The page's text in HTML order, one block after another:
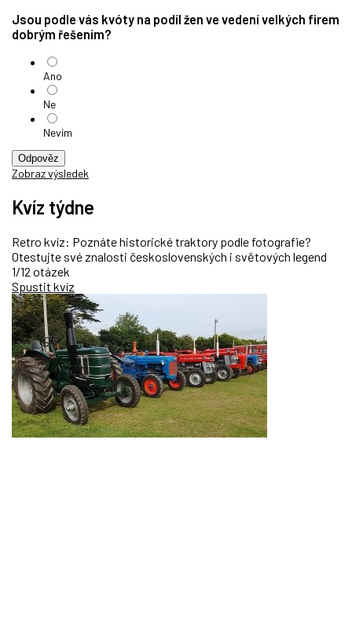
Jsou podle vás kvóty na podíl žen ve vedení velkých firem
dobrým řešením?
Ano
Ne
Nevím
Odpověz
Zobraz výsledek
Kvíz týdne
Retro kvíz: Poznáte historické traktory podle fotografie?
Otestujte své znalosti československých i světových legend
1/12 otázek
Spustit kvíz